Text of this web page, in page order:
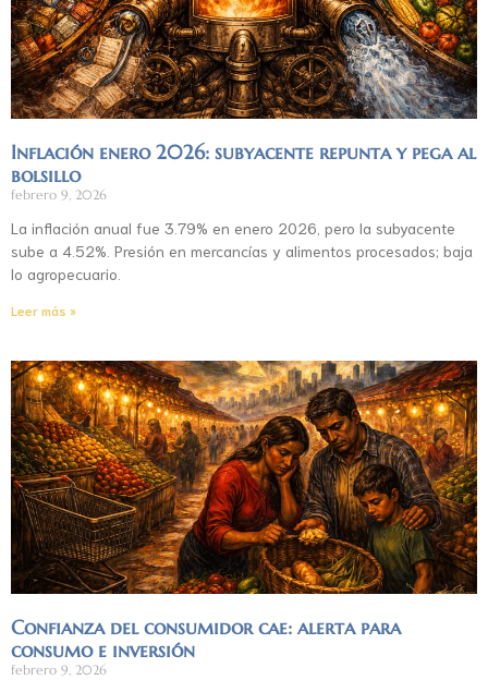
Inflación enero 2026: subyacente repunta y pega al
bolsillo
febrero 9, 2026
La inflación anual fue 3.79% en enero 2026, pero la subyacente
sube a 4.52%. Presión en mercancías y alimentos procesados; baja
lo agropecuario.
Leer más »
Confianza del consumidor cae: alerta para
consumo e inversión
febrero 9, 2026